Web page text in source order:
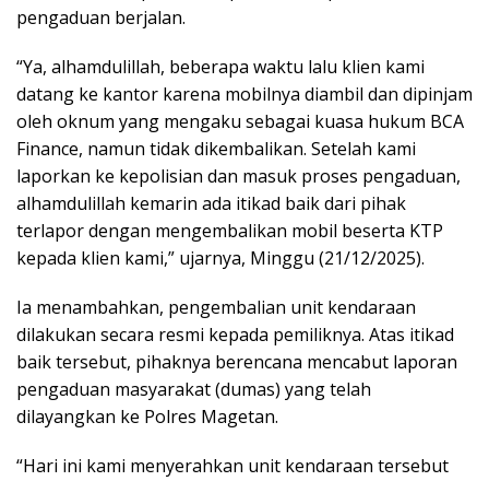
pengaduan berjalan.
“Ya, alhamdulillah, beberapa waktu lalu klien kami
datang ke kantor karena mobilnya diambil dan dipinjam
oleh oknum yang mengaku sebagai kuasa hukum BCA
Finance, namun tidak dikembalikan. Setelah kami
laporkan ke kepolisian dan masuk proses pengaduan,
alhamdulillah kemarin ada itikad baik dari pihak
terlapor dengan mengembalikan mobil beserta KTP
kepada klien kami,” ujarnya, Minggu (21/12/2025).
Ia menambahkan, pengembalian unit kendaraan
dilakukan secara resmi kepada pemiliknya. Atas itikad
baik tersebut, pihaknya berencana mencabut laporan
pengaduan masyarakat (dumas) yang telah
dilayangkan ke Polres Magetan.
“Hari ini kami menyerahkan unit kendaraan tersebut